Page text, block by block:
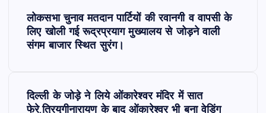
लोकसभा चुनाव मतदान पार्टियों की रवानगी व वापसी के
लिए खोली गई रूद्रप्रयाग मुख्यालय से जोड़ने वाली
संगम बाजार स्थित सुरंग।
दिल्ली के जोड़े ने लिये ओंकारेश्वर मंदिर में सात
फेरे,त्रियुगीनारायण के बाद ओंकारेश्वर भी बना वेडिंग